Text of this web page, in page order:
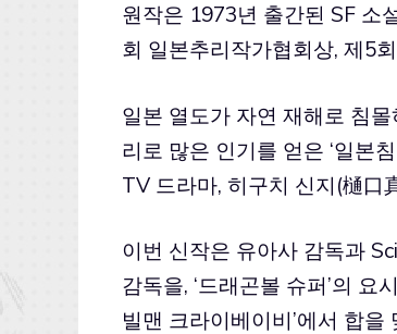
원작은 1973년 출간된 SF 소
회 일본추리작가협회상, 제5
일본 열도가 자연 재해로 침
리로 많은 인기를 얻은 ‘일본
TV 드라마, 히구치 신지(樋口
이번 신작은 유아사 감독과
감독을, ‘드래곤볼 슈퍼’의 요
빌맨 크라이베이비’에서 합